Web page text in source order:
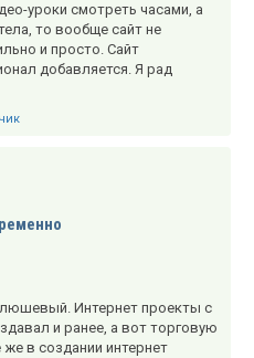
уроки смотреть часами, а
то вообще сайт не
и просто. Сайт
добавляется. Я рад
Интернет проекты с
и ранее, а вот торговую
в создании интернет